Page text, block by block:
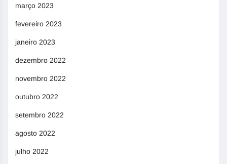
março 2023
fevereiro 2023
janeiro 2023
dezembro 2022
novembro 2022
outubro 2022
setembro 2022
agosto 2022
julho 2022